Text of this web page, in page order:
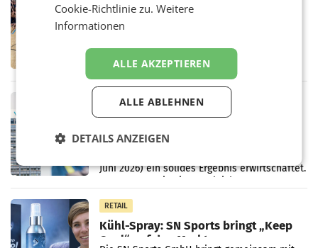
Bipa unterstützt Bewegte Kids
Sommercamps im Osten Österreichs
polysportive Sommersportcamp „Bewegte
Kids“. Während der Campwochen in den
Monaten Juli und August versorgt das
Unternehmen Kinder sowie
RETAIL
voestalpine verzeichnet solides
erstes Quartal und steigert EBITDA
Der voestalpine-Konzern hat im 1. Quartal
Juni 2026) ein solides Ergebnis erwirtschaftet.
Der Umsatz stieg im Vergleich zur
RETAIL
Kühl-Spray: SN Sports bringt „Keep
Cool“ auf den Markt
Cookie-Richtlinie zu.Weitere
Informationen
ALLE AKZEPTIEREN
ALLE ABLEHNEN
DETAILS ANZEIGEN